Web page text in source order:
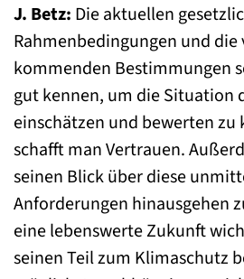
J. Betz: Die aktuellen
Rahmenbedingungen und
kommenden Bestimmungen
gut kennen, um die Situation
einschätzen und bewerten zu
schafft man Vertrauen.
seinen Blick über diese
Anforderungen hinausgehen
eine lebenswerte Zukunft
seinen Teil zum Klimaschutz